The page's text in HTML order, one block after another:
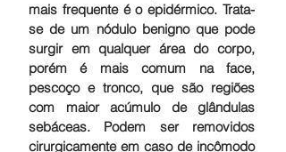
mais frequente é o epidérmico. Trata-
se de um nódulo benigno que pode
surgir em qualquer área do corpo,
porém é mais comum na face,
pescoço e tronco, que são regiões
com maior acúmulo de glândulas
sebáceas. Podem ser removidos
cirurgicamente em caso de incômodo